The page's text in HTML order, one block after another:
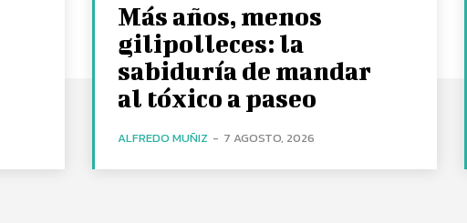
Más años, menos
gilipolleces: la
sabiduría de mandar
al tóxico a paseo
ALFREDO MUÑIZ - 7 AGOSTO, 2026